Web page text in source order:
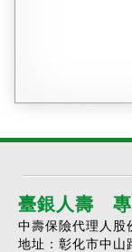
臺銀人壽 專
中壽保險代理人
地址：彰化市中山